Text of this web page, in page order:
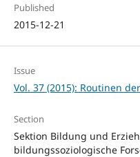
Published
2015-12-21
Issue
Vol. 37 (2015): Routinen
Section
Sektion Bildung und
bildungssoziologische